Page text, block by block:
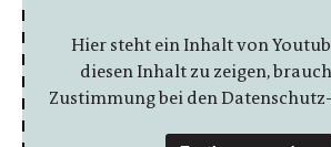
Hier steht ein Inhalt von
diesen Inhalt zu zeigen,
Zustimmung bei den